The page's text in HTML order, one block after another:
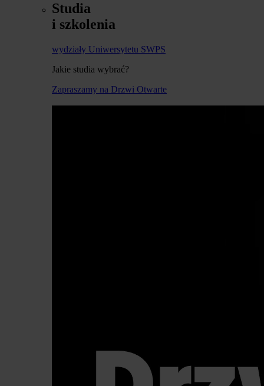
Studia
i szkolenia
wydziały Uniwersytetu SWPS
Jakie studia wybrać?
Zapraszamy na Drzwi Otwarte